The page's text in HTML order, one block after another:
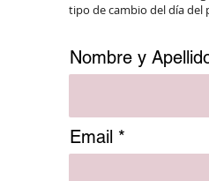
tipo de cambio del día del
Nombre y
Email